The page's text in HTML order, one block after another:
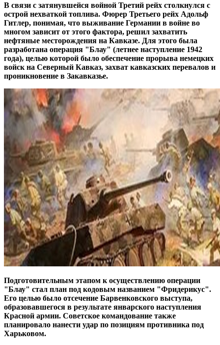
В связи с затянувшейся войной Третий рейх столкнулся с
острой нехваткой топлива. Фюрер Третьего рейх Адольф
Гитлер, понимая, что выживание Германии в войне во
многом зависит от этого фактора, решил захватить
нефтяные месторождения на Кавказе. Для этого была
разработана операция "Блау" (летнее наступление 1942
года), целью которой было обеспечение прорыва немецких
войск на Северный Кавказ, захват кавказских перевалов и
проникновение в Закавказье.
Подготовительным этапом к осуществлению операции
"Блау" стал план под кодовым названием "Фридерикус".
Его целью было отсечение Барвенковского выступа,
образовавшегося в результате январского наступления
Красной армии. Советское командование также
планировало нанести удар по позициям противника под
Харьковом.